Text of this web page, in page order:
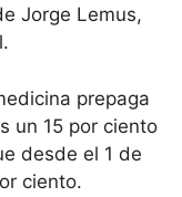
Jorge Lemus,
prepaga
un 15 por ciento
desde el 1 de
ciento.